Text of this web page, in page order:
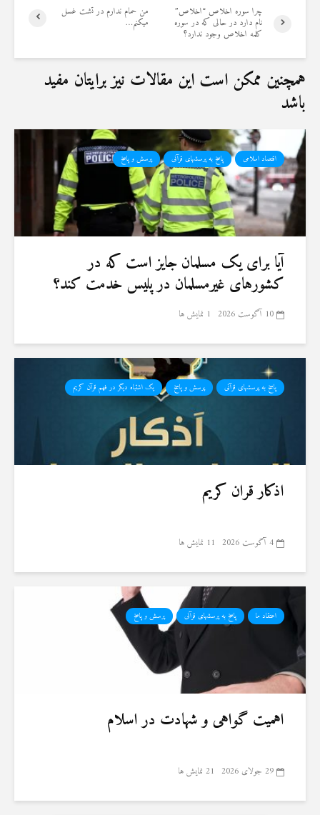
من حمام ندارم در تشت غسل
میکنم…
چرا سوره اخلاص “اخلاص”
نام دارد در حالی که در سوره
کلمه اخلاص وجود ندارد؟
همچنین ممکن است این مقالات نیز برایتان مفید
باشد
اقتصاد اسلامی پاسخ به پرسشهای قرآنی پرسش و پاسخ
آیا برای یک مسلمان جایز است که در
کشورهای غیرمسلمان در پلیس خدمت کند؟
10 آگوست 2026 1 نمایش ها
پاسخ به پرسشهای قرآنی پرسش و پاسخ یک اشتباه دیگر در فهم قرآن کریم
اذکار قران کریم
4 آگوست 2026 11 نمایش ها
اعتقاد ما پاسخ به پرسشهای قرآنی پرسش و پاسخ
اهمیت گواهی و شهادت در اسلام
29 جولای 2026 21 نمایش ها
24 نمایش ها